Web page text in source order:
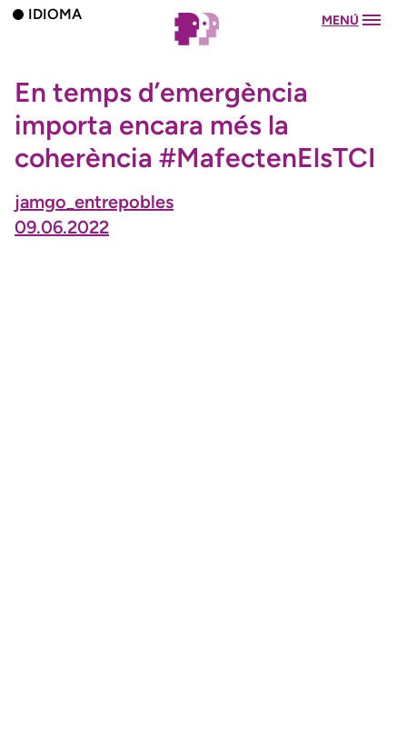
IDIOMA MENÚ
En temps d’emergència
importa encara més la
coherència #MafectenElsTCI
jamgo_entrepobles
09.06.2022